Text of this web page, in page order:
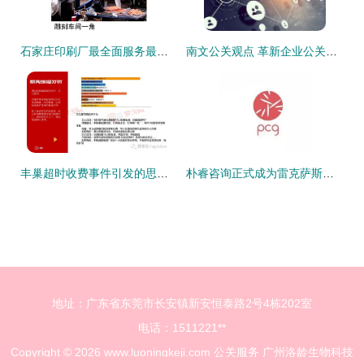
地址：广东省东莞市长安镇新安恒泰路2号4栋202室
电话：1511221**
Copyright © 2026 www.luoningkeji.com 公关服务 广州洛龄生物科技